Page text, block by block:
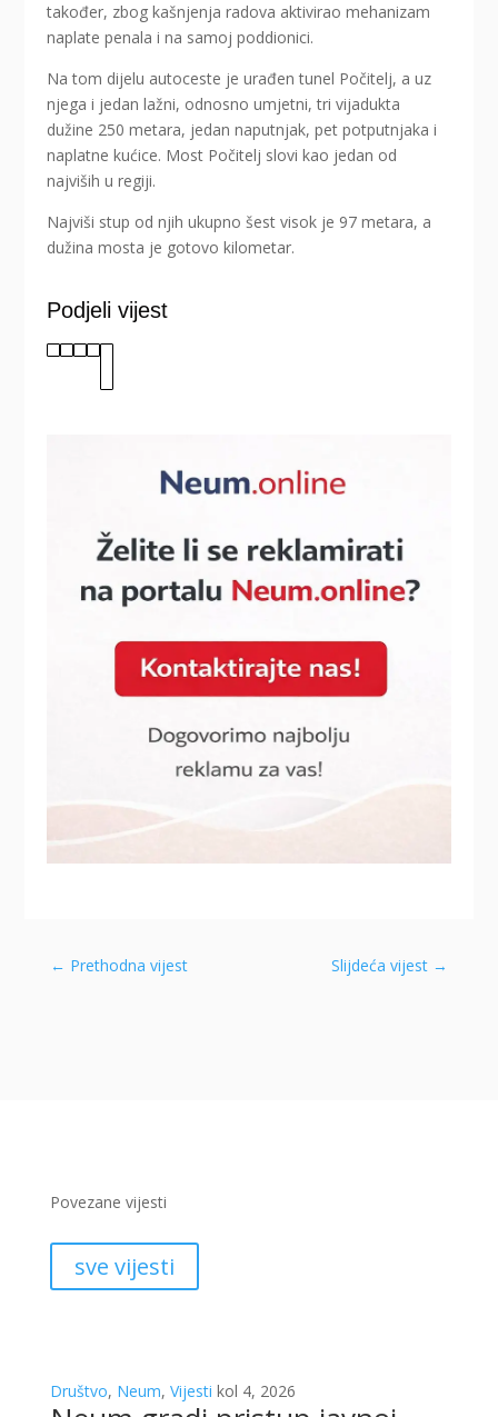
također, zbog kašnjenja radova aktivirao mehanizam
naplate penala i na samoj poddionici.
Na tom dijelu autoceste je urađen tunel Počitelj, a uz
njega i jedan lažni, odnosno umjetni, tri vijadukta
dužine 250 metara, jedan naputnjak, pet potputnjaka i
naplatne kućice. Most Počitelj slovi kao jedan od
najviših u regiji.
Najviši stup od njih ukupno šest visok je 97 metara, a
dužina mosta je gotovo kilometar.
Podjeli vijest
← Prethodna vijest Slijdeća vijest →
Povezane vijesti
sve vijesti
Društvo, Neum, Vijesti kol 4, 2026